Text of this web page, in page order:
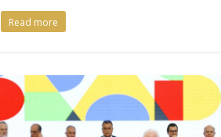
Read more